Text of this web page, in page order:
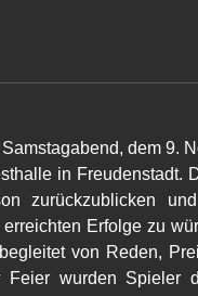
dem
in Freudenstadt.
zurückzublicken
Erfolge zu
von Reden,
Feier wurden